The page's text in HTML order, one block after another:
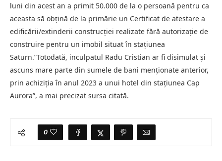
luni din acest an a primit 50.000 de la o persoană pentru ca
aceasta să obţină de la primărie un Certificat de atestare a
edificării/extinderii construcţiei realizate fără autorizaţie de
construire pentru un imobil situat în staţiunea
Saturn.”Totodată, inculpatul Radu Cristian ar fi disimulat şi
ascuns mare parte din sumele de bani menţionate anterior,
prin achiziţia în anul 2023 a unui hotel din staţiunea Cap
Aurora”, a mai precizat sursa citată.
0